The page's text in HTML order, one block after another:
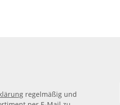
regelmäßig und